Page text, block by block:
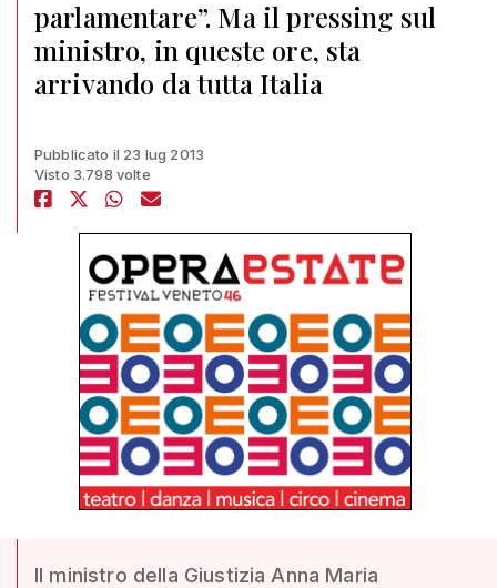
parlamentare”. Ma il pressing sul
ministro, in queste ore, sta
arrivando da tutta Italia
Pubblicato il 23 lug 2013
Visto 3.798 volte
Il ministro della Giustizia Anna Maria